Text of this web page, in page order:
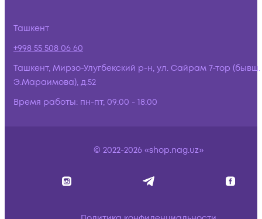
Ташкент
+998 55 508 06 60
Ташкент, Мирзо-Улугбекский р-н, ул. Сайрам 7-тор (бывш.
Э.Мараимова), д.52
Время работы: пн-пт, 09:00 - 18:00
© 2022-2026 «shop.nag.uz»